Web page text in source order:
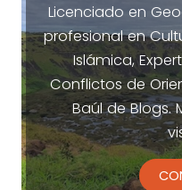
Licenciado en
profesional en
Islámica,
Conflictos de
Baúl de Blogs.